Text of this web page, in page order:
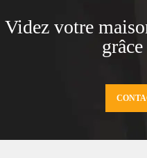
Videz votre